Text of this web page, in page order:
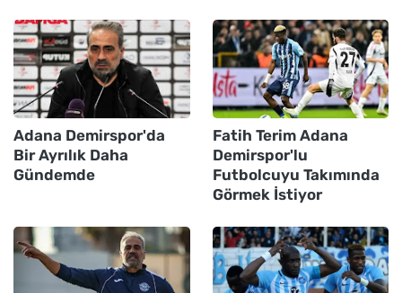
Adana Demirspor'da
Bir Ayrılık Daha
Gündemde
Fatih Terim Adana
Demirspor'lu
Futbolcuyu Takımında
Görmek İstiyor